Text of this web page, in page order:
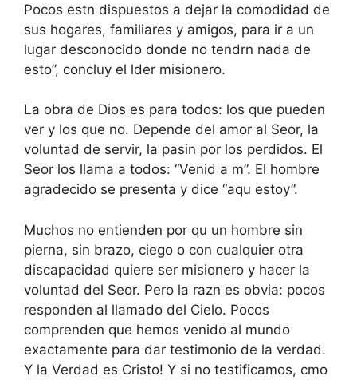
Pocos estn dispuestos a dejar la comodidad de
sus hogares, familiares y amigos, para ir a un
lugar desconocido donde no tendrn nada de
esto”, concluy el lder misionero.
La obra de Dios es para todos: los que pueden
ver y los que no. Depende del amor al Seor, la
voluntad de servir, la pasin por los perdidos. El
Seor los llama a todos: “Venid a m”. El hombre
agradecido se presenta y dice “aqu estoy”.
Muchos no entienden por qu un hombre sin
pierna, sin brazo, ciego o con cualquier otra
discapacidad quiere ser misionero y hacer la
voluntad del Seor. Pero la razn es obvia: pocos
responden al llamado del Cielo. Pocos
comprenden que hemos venido al mundo
exactamente para dar testimonio de la verdad.
Y la Verdad es Cristo! Y si no testificamos, cmo